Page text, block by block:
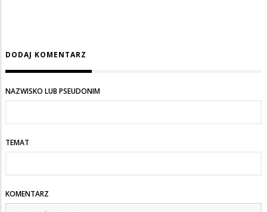
DODAJ KOMENTARZ
NAZWISKO LUB PSEUDONIM
TEMAT
KOMENTARZ